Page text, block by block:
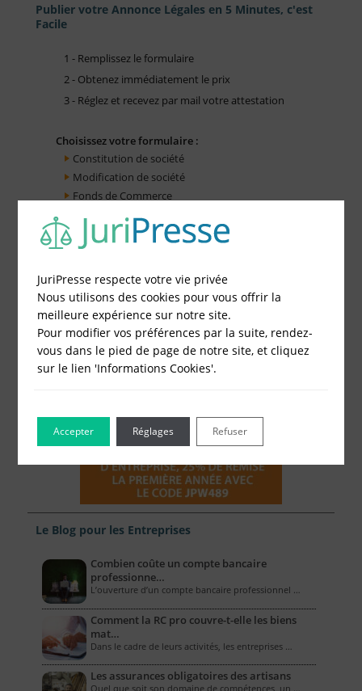
Publier votre Annonce Légales en 5 Minutes, c'est
Facile
1 - Remplissez le formulaire
2 - Obtenez immédiatement le prix
3 - Réglez et recevez par mail votre attestation
Choisissez votre formulaire :
Constitution de société
Modification de société
Fonds de Commerce
Cessation d'activité
Le Blog pour les Entreprises
Combien coûte un compte bancaire
professionne…
L’ouverture d’un compte bancaire professionnel …
Comment la RC pro couvre-t-elle les biens
mat…
Dans le cadre de leurs activités, les entreprises …
Les assurances obligatoires des artisans
Quel que soit son domaine de compétences, un …
JuriPresse respecte votre vie privée
Nous utilisons des cookies pour vous offrir la
meilleure expérience sur notre site.
Pour modifier vos préférences par la suite, rendez-
vous dans le pied de page de notre site, et cliquez
sur le lien 'Informations Cookies'.
Accepter Refuser
Réglages